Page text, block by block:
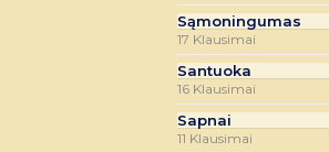
Sąmoningumas
17 Klausimai
Santuoka
16 Klausimai
Sapnai
11 Klausimai